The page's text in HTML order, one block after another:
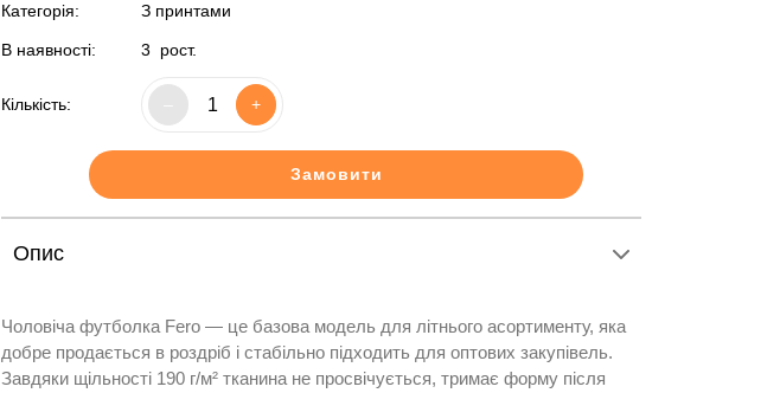
Категорія: З принтами
В наявності: 3 рост.
Кількість: +
Замовити
Опис
Чоловіча футболка Fero — це базова модель для літнього асортименту, яка
добре продається в роздріб і стабільно підходить для оптових закупівель.
Завдяки щільності 190 г/м² тканина не просвічується, тримає форму після